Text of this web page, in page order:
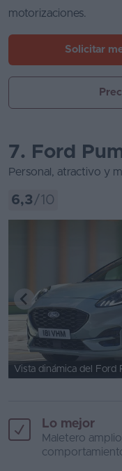
motorizaciones.
Solicitar
7. Ford
Personal, atractivo y
6,3 /10
Lo mejor
Maletero